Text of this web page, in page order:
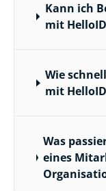
Kann ich
mit
Wie
mit
Was
eines